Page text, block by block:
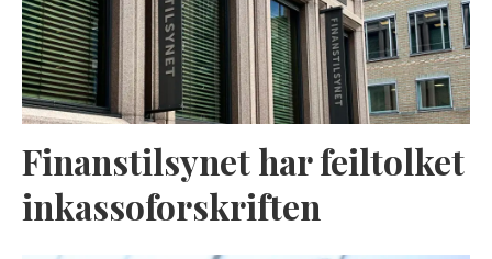
Finanstilsynet har feiltolket
inkassoforskriften